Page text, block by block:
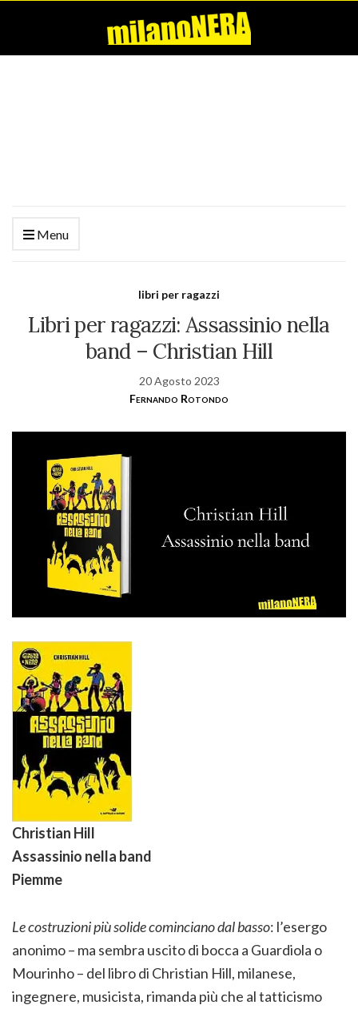
Menu
libri per ragazzi
Libri per ragazzi: Assassinio nella
band – Christian Hill
20 Agosto 2023
Fernando Rotondo
Christian Hill
Assassinio nella band
Piemme
Le costruzioni più solide cominciano dal basso: l’esergo
anonimo – ma sembra uscito di bocca a Guardiola o
Mourinho – del libro di Christian Hill, milanese,
ingegnere, musicista, rimanda più che al tatticismo